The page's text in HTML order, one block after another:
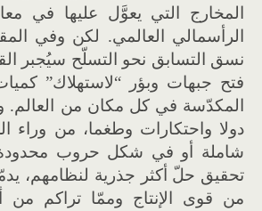
المخارج التي يعوَّل عليها في
الرأسمالي العالمي. لكن وفي
نسق التسابق نحو التسلّح سيُجبر
فتح جبهات وبؤر “لاستهلاك”
المكدّسة في كل مكان من العالم.
دولا واحتكارات وطغما، من وراء
شاملة أو في شكل حروب محدودة
تحقيق حلّ أكثر جذرية لنظامهم،
من قوى الإنتاج وممّا تراكم من